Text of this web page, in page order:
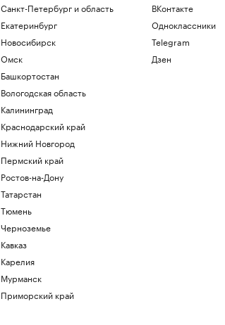
Санкт-Петербург и область
Екатеринбург
Новосибирск
Омск
Башкортостан
Вологодская область
Калининград
Краснодарский край
Нижний Новгород
Пермский край
Ростов-на-Дону
Татарстан
Тюмень
Черноземье
Кавказ
Карелия
Мурманск
Приморский край
ВКонтакте
Одноклассники
Telegram
Дзен